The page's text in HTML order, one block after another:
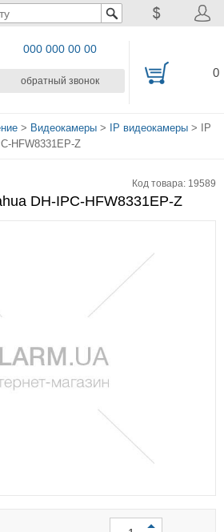
000 000 00 00
обратный звонок
0
> Видеокамеры > IP видеокамеры > IP
HFW8331EP-Z
Код товара: 19589
DH-IPC-HFW8331EP-Z